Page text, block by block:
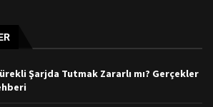
Şarjda Tutmak Zararlı mı? Gerçekler